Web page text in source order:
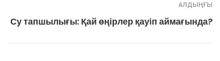
АЛДЫҢҒЫ
Су тапшылығы: Қай өңірлер қауіп аймағында?